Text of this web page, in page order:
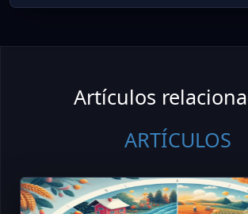
Artículos
ARTÍCULOS